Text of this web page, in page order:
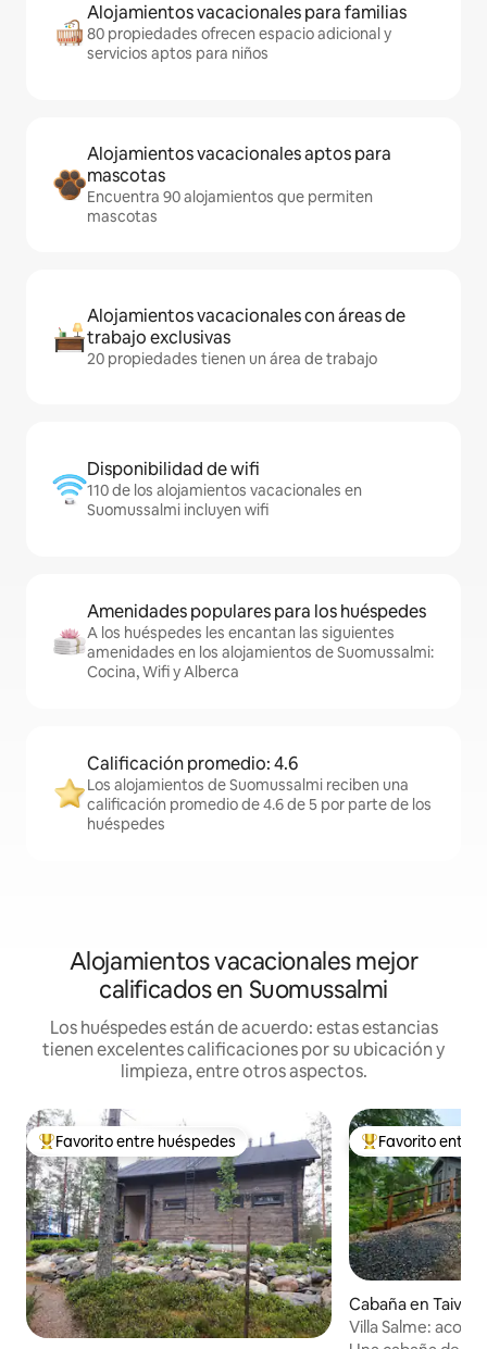
Alojamientos vacacionales para familias
80 propiedades ofrecen espacio adicional y
servicios aptos para niños
Alojamientos vacacionales aptos para
mascotas
Encuentra 90 alojamientos que permiten
mascotas
Alojamientos vacacionales con áreas de
trabajo exclusivas
20 propiedades tienen un área de trabajo
Disponibilidad de wifi
110 de los alojamientos vacacionales en
Suomussalmi incluyen wifi
Amenidades populares para los huéspedes
A los huéspedes les encantan las siguientes
amenidades en los alojamientos de Suomussalmi:
Cocina, Wifi y Alberca
Calificación promedio: 4.6
Los alojamientos de Suomussalmi reciben una
calificación promedio de 4.6 de 5 por parte de los
huéspedes
Alojamientos vacacionales mejor
calificados en Suomussalmi
Los huéspedes están de acuerdo: estas estancias
tienen excelentes calificaciones por su ubicación y
limpieza, entre otros aspectos.
De los mejores en Favorito entre huéspedes
Favorito entre huéspedes De los mejores
Favorito entre
Cabaña en
Villa Salme: